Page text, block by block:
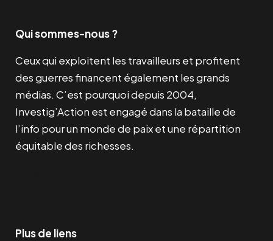
Qui sommes-nous ?
Ceux qui exploitent les travailleurs et profitent
des guerres financent également les grands
médias. C’est pourquoi depuis 2004,
Investig’Action est engagé dans la bataille de
l’info pour un monde de paix et une répartition
équitable des richesses.
Plus de liens